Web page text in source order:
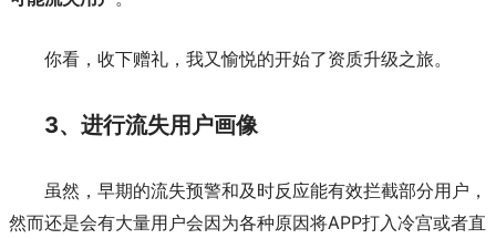
你看，收下赠礼，我又愉悦的开始了资质升级之旅。
3、进行流失用户画像
虽然，早期的流失预警和及时反应能有效拦截部分用户，
然而还是会有大量用户会因为各种原因将APP打入冷宫或者直